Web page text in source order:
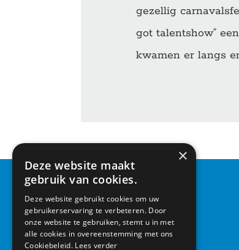
gezellig
got talentshow”
kwamen er langs
Nieuws
CONTACT
Basisschool Vroonestein
Lohengrinhof 15-17
3438 RA Nieuwegein
×
Deze website maakt
gebruik van cookies.
Deze website gebruikt cookies om uw
gebruikerservaring te verbeteren. Door
onze website te gebruiken, stemt u in met
alle cookies in overeenstemming met ons
Cookiebeleid. Lees verder